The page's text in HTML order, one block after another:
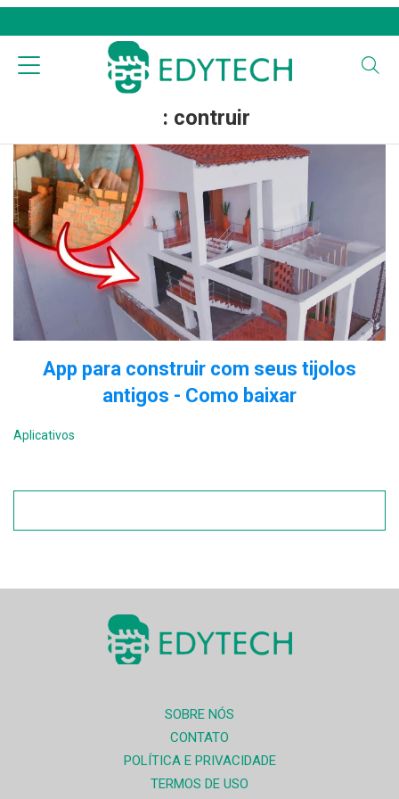
: contruir
App para construir com seus tijolos
antigos - Como baixar
Aplicativos
SOBRE NÓS
CONTATO
POLÍTICA E PRIVACIDADE
TERMOS DE USO